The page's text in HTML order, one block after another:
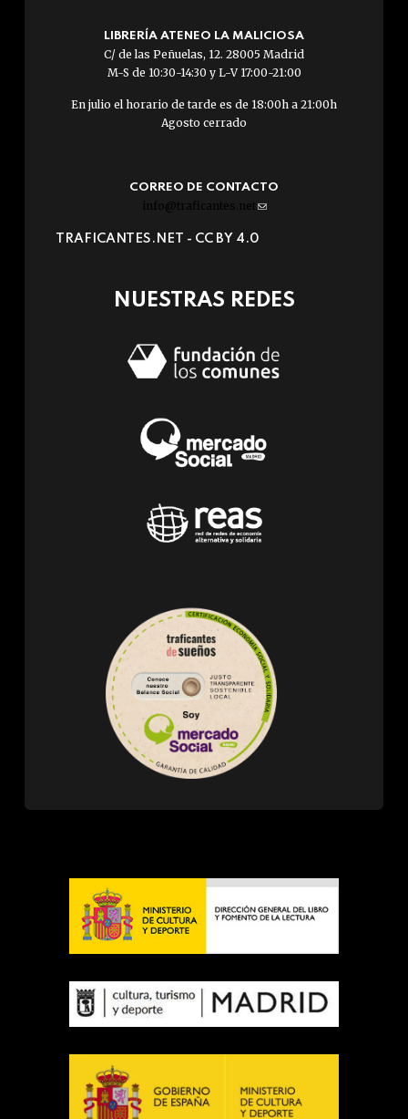
LIBRERÍA ATENEO LA MALICIOSA
C/ de las Peñuelas, 12. 28005 Madrid
M-S de 10:30-14:30 y L-V 17:00-21:00
En julio el horario de tarde es de 18:00h a 21:00h
Agosto cerrado
CORREO DE CONTACTO
info@traficantes.net (link
e-
TRAFICANTES.NET - CC BY 4.0
NUESTRAS REDES